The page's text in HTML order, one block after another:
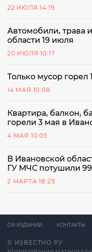
22 ИЮЛЯ 14:19
Автомобили, трава
области 19 июля
20 ИЮЛЯ 10:17
Только мусор горел
14 МАЯ 10:08
Квартира, балкон,
горели 3 мая в
4 МАЯ 10:05
В Ивановской
ГУ МЧС потушили
2 МАРТА 18:29
© ИЗВЕСТНО.РУ
ОБ ИЗДАНИИ КОНТАКТЫ